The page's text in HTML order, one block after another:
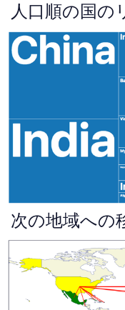
人口順の国の
次の地域への